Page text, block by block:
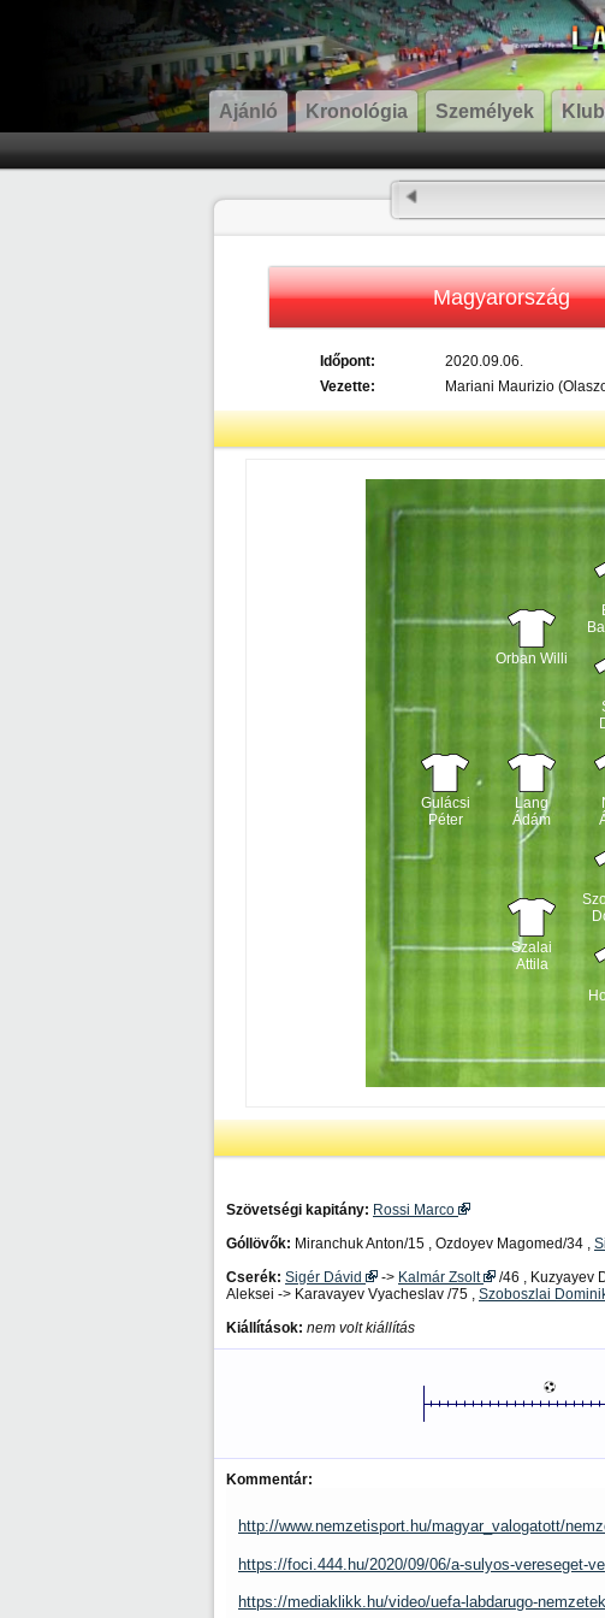
Ajánló Kronológia Személyek
Magyarország
Időpont: 2020.09.06.
Vezette:
Mariani Maurizio
Gulácsi
Péter
Orban Willi
Lang
Ádám
Szalai
Attila
Szövetségi kapitány: Rossi Marco
Góllövők: Miranchuk Anton/15 , Ozdoyev Magomed/34 ,
Cserék: Sigér Dávid -> Kalmár Zsolt /46 , Kuzyayev
Aleksei -> Karavayev Vyacheslav /75 , Szoboszlai
Kiállítások: nem volt kiállítás
Kommentár:
http://www.nemzetisport.hu/magyar_valogatott/
https://foci.444.hu/2020/09/06/a-sulyos-vereseget-
https://mediaklikk.hu/video/uefa-labdarugo-